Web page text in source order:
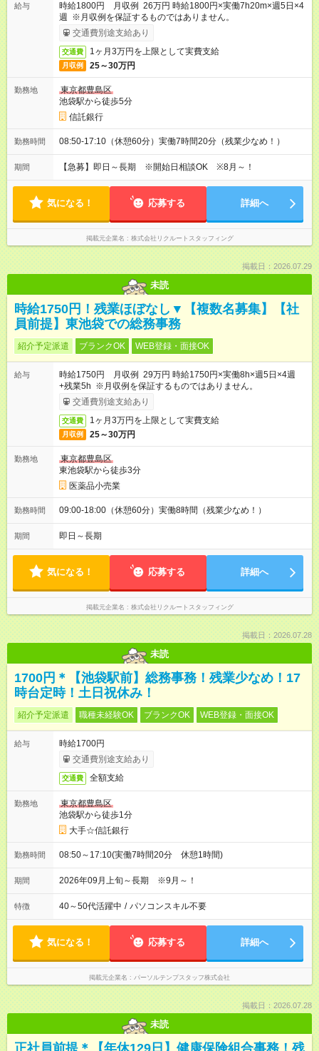
給与
時給1800円 月収例 26万円 時給1800円×実働7h20m×週5日×4
週 ※月収例を保証するものではありません。
交通費別途支給あり
交通費 1ヶ月3万円を上限として実費支給
月収例 25～30万円
勤務地
東京都豊島区
池袋駅から徒歩5分
信託銀行
勤務時間 08:50-17:10（休憩60分）実働7時間20分（残業少なめ！）
期間 【急募】即日～長期 ※開始日相談OK ※8月～！
気になる！ 応募する 詳細へ
掲載元企業名 株式会社リクルートスタッフィング
掲載日：2026.07.29
未読
時給1750円！残業ほぼなし▼【複数名募集】【社
員前提】東池袋での総務事務
紹介予定派遣 ブランクOK WEB登録・面接OK
給与
時給1750円 月収例 29万円 時給1750円×実働8h×週5日×4週
+残業5h ※月収例を保証するものではありません。
交通費別途支給あり
交通費 1ヶ月3万円を上限として実費支給
月収例 25～30万円
勤務地
東京都豊島区
東池袋駅から徒歩3分
医薬品小売業
勤務時間 09:00-18:00（休憩60分）実働8時間（残業少なめ！）
期間 即日～長期
気になる！ 応募する 詳細へ
掲載元企業名 株式会社リクルートスタッフィング
掲載日：2026.07.28
未読
1700円＊【池袋駅前】総務事務！残業少なめ！17
時台定時！土日祝休み！
紹介予定派遣 職種未経験OK ブランクOK WEB登録・面接OK
給与
時給1700円
交通費別途支給あり
交通費 全額支給
勤務地
東京都豊島区
池袋駅から徒歩1分
大手☆信託銀行
勤務時間 08:50～17:10(実働7時間20分 休憩1時間)
期間 2026年09月上旬～長期 ※9月～！
特徴 40～50代活躍中 / パソコンスキル不要
気になる！ 応募する 詳細へ
掲載元企業名 パーソルテンプスタッフ株式会社
掲載日：2026.07.28
未読
正社員前提＊【年休129日】健康保険組合事務！残